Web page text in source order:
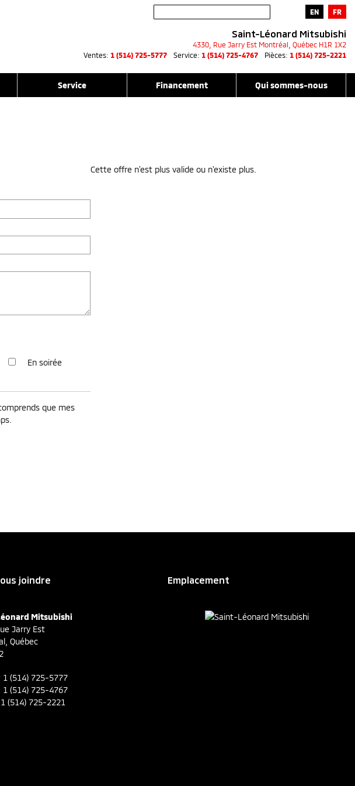
EN FR
Saint-Léonard Mitsubishi
4330, Rue Jarry Est Montréal Québec H1R 1X2
Ventes: 1 (514) 725-5777 Service: 1 (514) 725-4767 Pièces: 1 (514) 725-2221
Service Financement Qui sommes-nous
En soirée
que mes
Cette offre n'est plus valide ou n'existe plus.
joindre
Mitsubishi
Jarry Est
Québec
1 (514) 725-5777
1 (514) 725-4767
1 (514) 725-2221
Emplacement